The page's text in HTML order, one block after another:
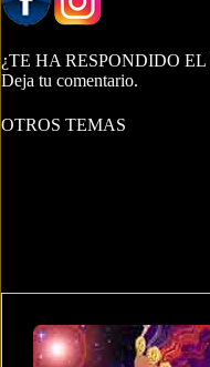
¿TE HA RESPONDIDO
Deja tu comentario.
OTROS TEMAS